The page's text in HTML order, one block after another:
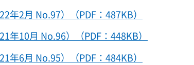
年2月 No.97）（PDF：487KB）
年10月 No.96）（PDF：448KB）
年6月 No.95）（PDF：484KB）